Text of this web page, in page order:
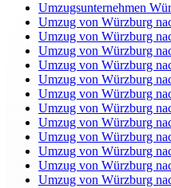
Umzugsunternehmen
Umzug von Würzburg
Umzug von Würzburg
Umzug von Würzburg
Umzug von Würzburg
Umzug von Würzburg
Umzug von Würzburg
Umzug von Würzburg
Umzug von Würzburg
Umzug von Würzburg
Umzug von Würzburg
Umzug von Würzburg
Umzug von Würzburg